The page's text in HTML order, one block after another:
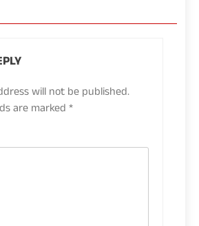
will not be published.
are marked *